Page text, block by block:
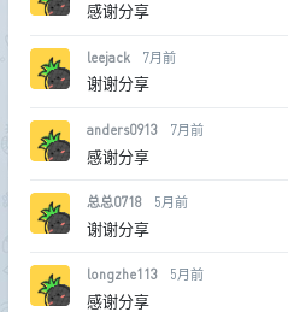
感谢分享
leejack 7月前
谢谢分享
anders0913 7月前
感谢分享
总总0718 5月前
谢谢分享
longzhe113 5月前
感谢分享